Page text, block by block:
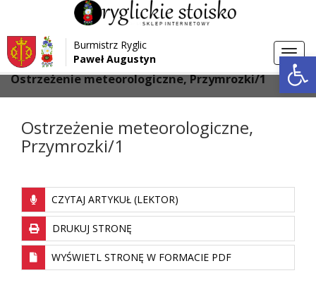
Przejdź do menu
Przejdź do głównej treści strony
Przejdź do stopki strony
Burmistrz Ryglic
Paweł Augustyn
Strona główna > Aktualności
Ostrzeżenie meteorologiczne, Przymrozki/1
Ostrzeżenie meteorologiczne,
Przymrozki/1
CZYTAJ ARTYKUŁ (LEKTOR)
DRUKUJ STRONĘ
WYŚWIETL STRONĘ W FORMACIE PDF